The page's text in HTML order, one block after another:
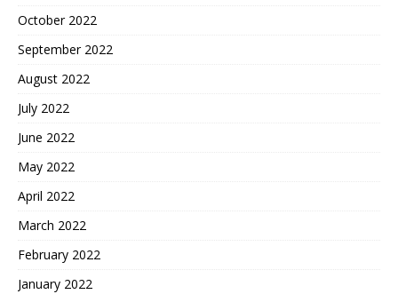
October 2022
September 2022
August 2022
July 2022
June 2022
May 2022
April 2022
March 2022
February 2022
January 2022